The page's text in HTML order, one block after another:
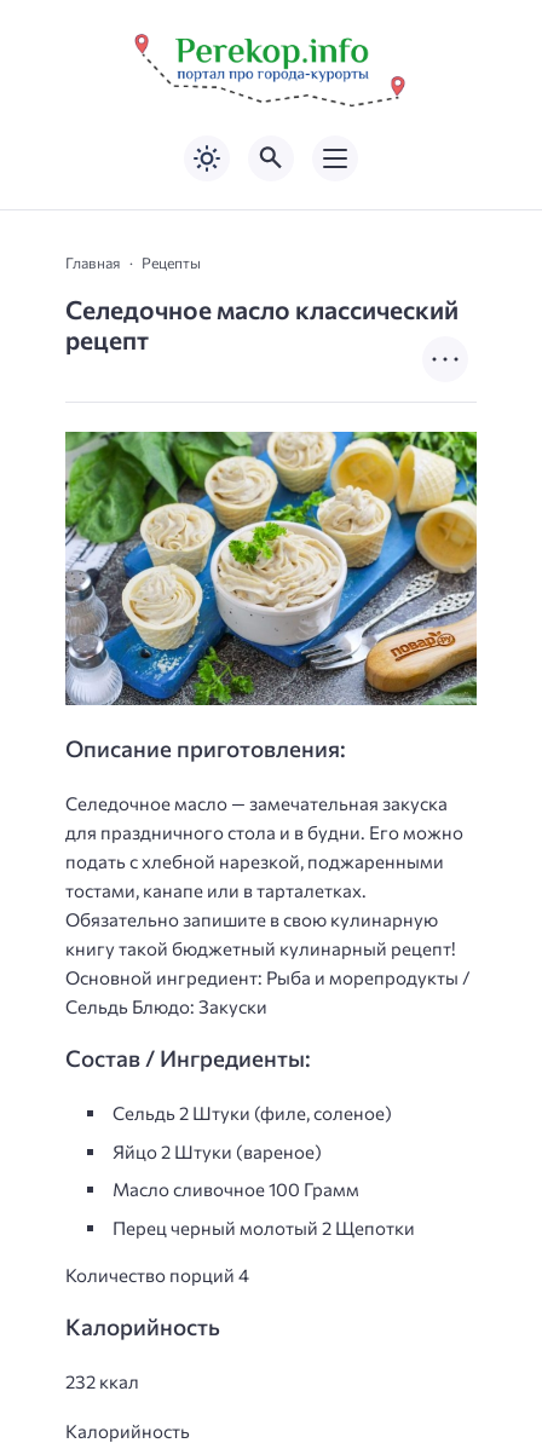
Главная Рецепты
Селедочное масло классический
рецепт
Описание приготовления:
Селедочное масло — замечательная закуска
для праздничного стола и в будни. Его можно
подать с хлебной нарезкой, поджаренными
тостами, канапе или в тарталетках.
Обязательно запишите в свою кулинарную
книгу такой бюджетный кулинарный рецепт!
Основной ингредиент: Рыба и морепродукты /
Сельдь Блюдо: Закуски
Состав / Ингредиенты:
Сельдь 2 Штуки (филе, соленое)
Яйцо 2 Штуки (вареное)
Масло сливочное 100 Грамм
Перец черный молотый 2 Щепотки
Количество порций 4
Калорийность
232 ккал
Калорийность